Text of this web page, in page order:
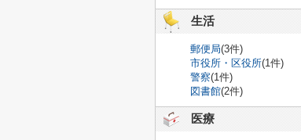
生活
郵便局(3件)
市役所・区役所(1件)
警察(1件)
図書館(2件)
医療